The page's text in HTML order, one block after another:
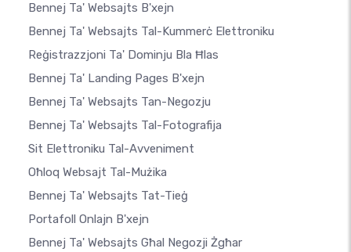
Bennej Ta' Websajts B'xejn
Bennej Ta' Websajts Tal-Kummerċ Elettroniku
Reġistrazzjoni Ta' Dominju Bla Ħlas
Bennej Ta' Landing Pages B'xejn
Bennej Ta' Websajts Tan-Negozju
Bennej Ta' Websajts Tal-Fotografija
Sit Elettroniku Tal-Avveniment
Oħloq Websajt Tal-Mużika
Bennej Ta' Websajts Tat-Tieġ
Portafoll Onlajn B'xejn
Bennej Ta' Websajts Għal Negozji Żgħar